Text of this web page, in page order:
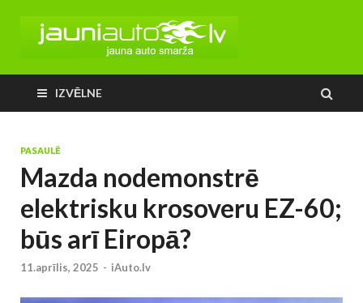
IZVĒLNE
PASAULĒ
Mazda nodemonstrē
elektrisku krosoveru EZ-60;
būs arī Eiropā?
11.aprīlis, 2025 - iAuto.lv